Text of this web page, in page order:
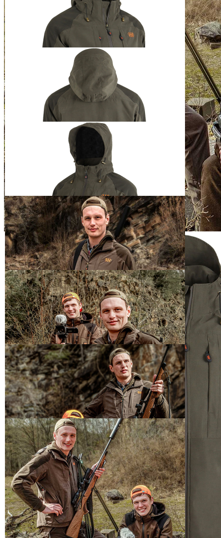
inkl. MwSt. zzgl. Versand
Auswählen
Ausführung
1
Zum Warenkorb hinzufügen
Zur Wunschliste hinzufügen
Sofort lieferbar
Beschreibung
Eine Jacke für jedes Wetter. Dank ihrer Atmungsfähigkeit und
Winddichtheit ist sie der perfekte Begleiter für die meisten Outdoor-
und Jagdaktivitäten. Für die nicht ganz so windigen Tage kann die
Kapuze ganz einfach über einen Reißverschluss entfernt werden.
per Reißverschluss abnehmbare Kapuze mit verstellbarem Zugband
vorne und hinten
Zugband zur Bundanpassung innen
Ärmelbund mit Klettverschluss anpassbar
Lüftungsschlitze mit Reißverschluss unter den Ärmeln
wasserdicht: 5.000 mm
winddicht: 8.000 g/m²/24 h
atmungsaktiv
Membran: ADDVENTIX 5.8
2 Reißverschlusstaschen an den Seiten
2 Reißverschlusstaschen auf Brusthöhe
1 Reißverschlusstasche innen
Material: 88% Polyester, 12% Polyamid
Details zur Produktsicherheit
Im Rahmen der EU-Verordnung sind wir verpflichtet, Informationen
über den verantwortlichen Wirtschaftsakteur bereitzustellen. Dieser
ist für die Einhaltung der EU-Vorschriften zu unseren Produkten
verantwortlich.
Verantwortlicher Wirtschaftsakteur gemäß EU-Verordnung:
KIND ALBRECHT GMBH
HERMANN-KIND-STR. 18
51645 GUMMERSBACH-HUNSTIG, Deutschland
info@akah.de
PAREYSHOP – Der Onlineshop fürJagen&Angeln
PAREYSHOP
Telefon: +49 (0) 2604 / 978 888
e-mail:kundencenter@paulparey.de
Mo – Fr 9:00 – 15:00 Uhr
SEMINARE